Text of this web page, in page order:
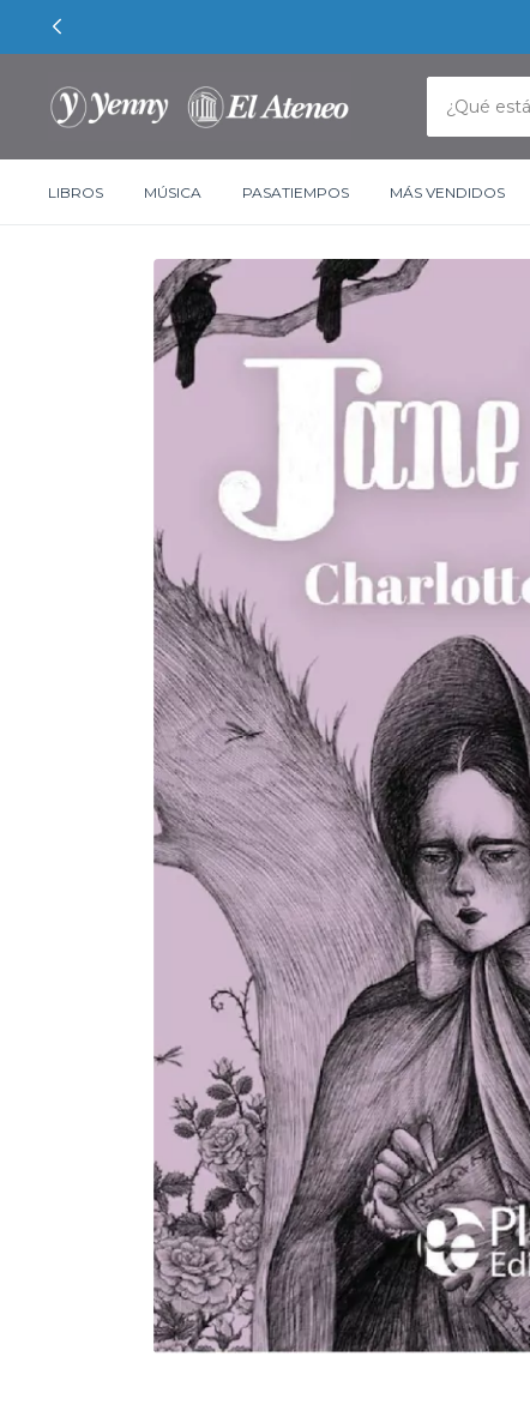
LIBROS MÚSICA PASATIEMPOS MÁS VENDIDOS
Formato:LIBROS
Editorial:Pluton
Encuadernación:Tapa Blanda
Idioma:Español
ISBN:9788419087881
Páginas:608
Fecha Publicación:10/2024